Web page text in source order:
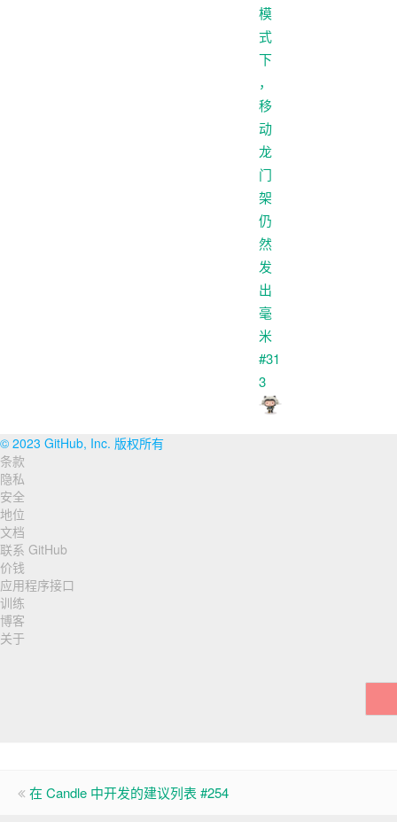
© 2023 GitHub, Inc. 版权所有
页
脚
导
航
条款
隐私
安全
地位
文档
联系 GitHub
价钱
应用程序接口
训练
博客
关于
在 Candle 中开发的建议列表 #254